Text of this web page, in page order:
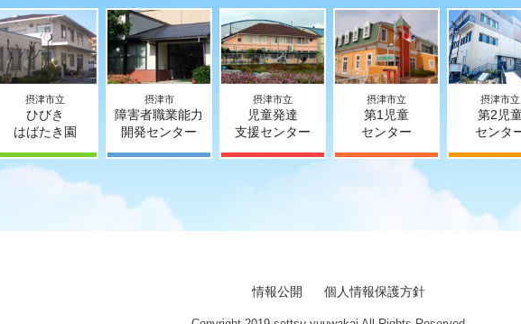
摂津市立
ひびき
はばたき園
摂津市
障害者職業能力
開発センター
摂津市立
児童発達
支援センター
摂津市立
第1児童
センター
摂津市立
第2児
センタ
情報公開 個人情報保護方針